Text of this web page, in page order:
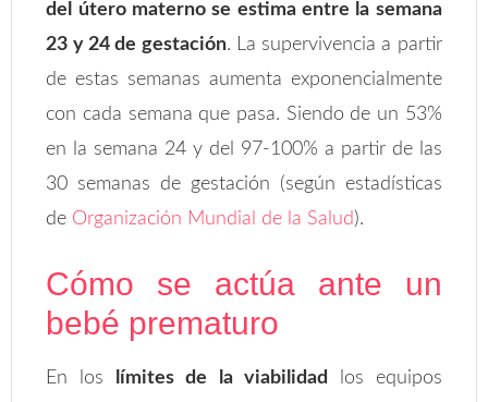
del útero materno se estima entre la semana
23 y 24 de gestación. La supervivencia a partir
de estas semanas aumenta exponencialmente
con cada semana que pasa. Siendo de un 53%
en la semana 24 y del 97-100% a partir de las
30 semanas de gestación (según estadísticas
de Organización Mundial de la Salud).
Cómo se actúa ante un
bebé prematuro
En los límites de la viabilidad los equipos